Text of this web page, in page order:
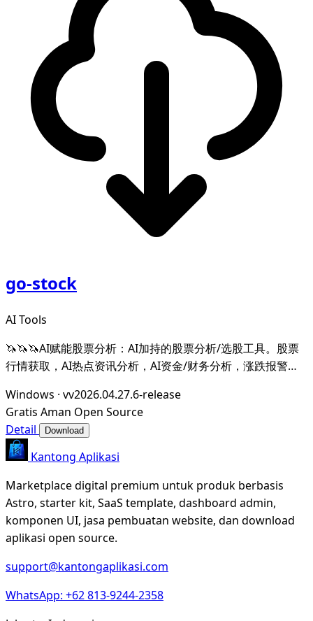
go-stock
AI Tools
🦄🦄🦄AI赋能股票分析：AI加持的股票分析/选股工具。股票
行情获取，AI热点资讯分析，AI资金/财务分析，涨跌报警推
辅助选股等。数据全部保留在本地。支持DeepSeek，
OpenAI， Ollama，LMStudio，AnythingL
Windows · vv2026.04.27.6-release
Gratis Aman Open Source
Detail
Download
Kantong Aplikasi
Marketplace digital premium untuk produk berbasis
Astro, starter kit, SaaS template, dashboard admin,
komponen UI, jasa pembuatan website, dan download
aplikasi open source.
support@kantongaplikasi.com
WhatsApp: +62 813-9244-2358